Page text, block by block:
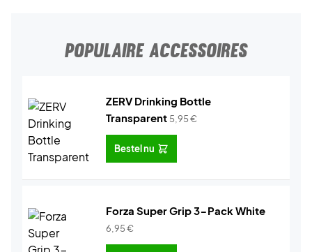
POPULAIRE ACCESSOIRES
ZERV Drinking Bottle
Transparent 5,95€
Bestel nu
Forza Super Grip 3-Pack White
6,95€